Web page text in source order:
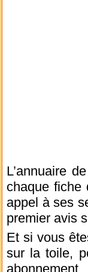
L’annuaire
chaque fiche
appel à ses
premier avis
Et si vous
sur la toile,